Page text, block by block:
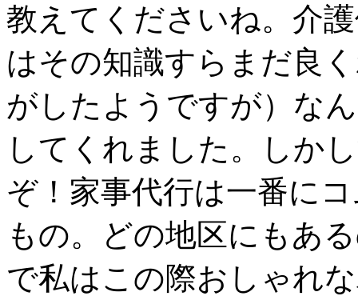
教えてくださいね。介
はその知識すらまだ良
がしたようですが）な
してくれました。しか
ぞ！家事代行は一番に
もの。どの地区にもあ
で私はこの際おしゃれ